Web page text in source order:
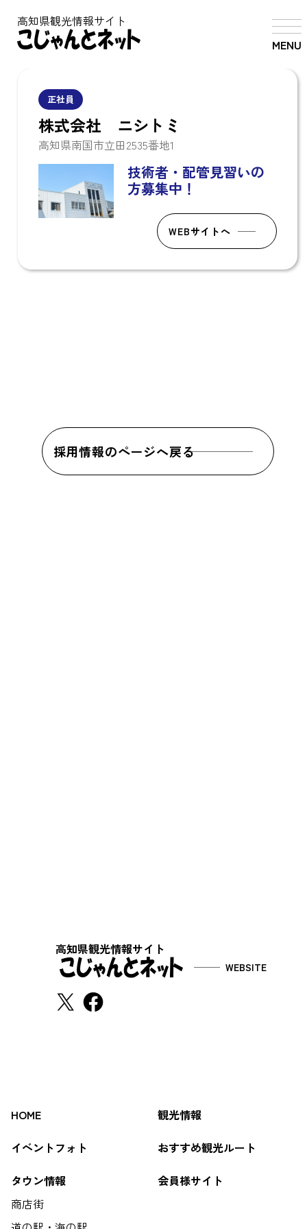
MENU
高知県観光情報サイト
正社員
株式会社 ニシトミ
高知県南国市立田2535番地1
技術者・配管見習いの
方募集中！
WEBサイトへ
採用情報のページへ戻る
高知県観光情報サイト
WEBSITE
HOME
観光情報
イベントフォト
おすすめ観光ルート
タウン情報
商店街
会員様サイト